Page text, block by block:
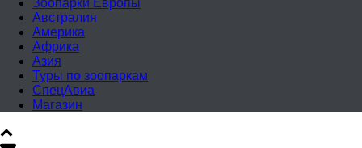
Австралия
Америка
Африка
Азия
Туры по зоопаркам
СпецАвиа
Магазин